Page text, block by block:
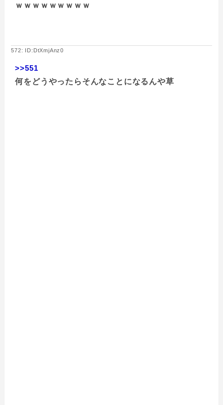
ｗｗｗｗｗｗｗｗｗ
572: ID:DtXmjAnz0
>>551
何をどうやったらそんなことになるんや草